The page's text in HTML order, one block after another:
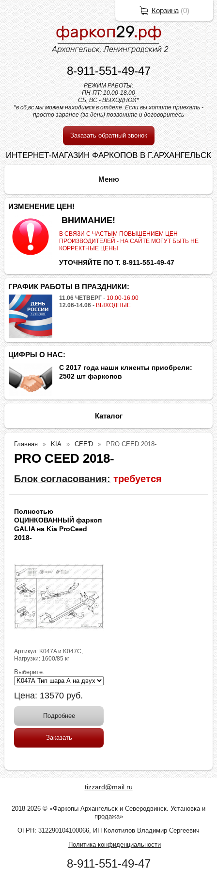
8-911-551-49-47
РЕЖИМ РАБОТЫ:
ПН-ПТ: 10.00-18.00
СБ, ВС - ВЫХОДНОЙ*
*в сб,вс мы можем находимся в отделе. Если вы хотите приехать -
просто заранее (за день) позвоните и договоритесь
Заказать обратный звонок
ИНТЕРНЕТ-МАГАЗИН ФАРКОПОВ В Г.АРХАНГЕЛЬСК
ИЗМЕНЕНИЕ ЦЕН!
ВНИМАНИЕ!
В СВЯЗИ С ЧАСТЫМ ПОВЫШЕНИЕМ ЦЕН
ПРОИЗВОДИТЕЛЕЙ - НА САЙТЕ МОГУТ БЫТЬ НЕ
КОРРЕКТНЫЕ ЦЕНЫ
УТОЧНЯЙТЕ ПО Т. 8-911-551-49-47
ГРАФИК РАБОТЫ В ПРАЗДНИКИ:
11.06 ЧЕТВЕРГ - 10.00-16.00
12.06-14.06 - ВЫХОДНЫЕ
ЦИФРЫ О НАС:
С 2017 года наши клиенты приобрели:
2502 шт фаркопов
Каталог
Главная KIA CEE'D PRO CEED 2018-
PRO CEED 2018-
Блок согласования: требуется
Полностью
ОЦИНКОВАННЫЙ фаркоп
GALIA на Kia ProCeed
2018-
Артикул: K047A и K047C,
Нагрузки: 1600/85 кг
Выберите:
Цена: 13570 руб.
Подробнее
Заказать
tizzard@mail.ru
2018-2026 © «Фаркопы Архангельск и Северодвинск. Установка и
продажа»
ОГРН: 312290104100066, ИП Колотилов Владимир Сергеевич
Политика конфиденциальности
8-911-551-49-47
Корзина(0)